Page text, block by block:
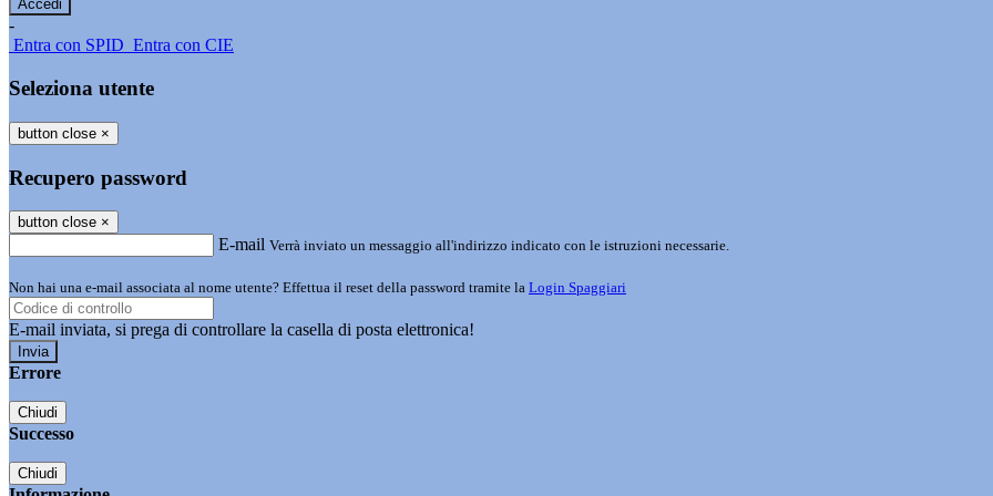
-
Entra con SPID Entra con CIE
Seleziona utente
button close ×
Recupero password
button close ×
E-mail Verrà inviato un messaggio all'indirizzo indicato con le istruzioni necessarie.
Non hai una e-mail associata al nome utente? Effettua il reset della password tramite la Login Spaggiari
E-mail inviata, si prega di controllare la casella di posta elettronica!
Errore
Chiudi
Successo
Chiudi